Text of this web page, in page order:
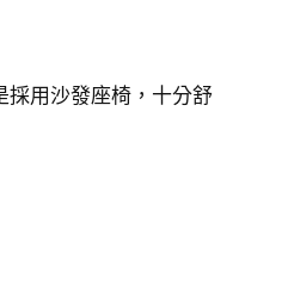
採用沙發座椅，十分舒